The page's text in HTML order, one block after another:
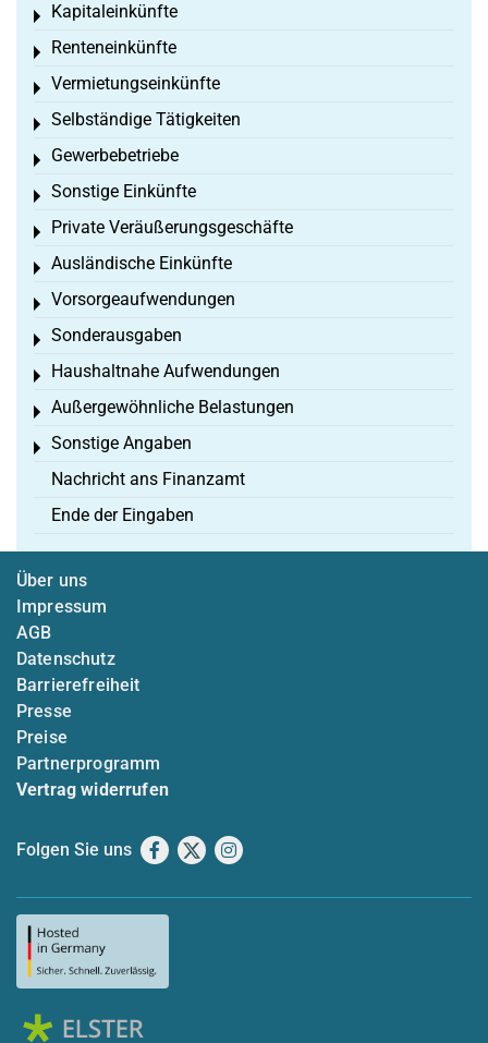
Kapitaleinkünfte
Toggle menu
Renteneinkünfte
Toggle menu
Vermietungseinkünfte
Toggle menu
Selbständige Tätigkeiten
Toggle menu
Gewerbebetriebe
Toggle menu
Sonstige Einkünfte
Toggle menu
Private Veräußerungsgeschäfte
Toggle menu
Ausländische Einkünfte
Toggle menu
Vorsorgeaufwendungen
Toggle menu
Sonderausgaben
Toggle menu
Haushaltnahe Aufwendungen
Toggle menu
Außergewöhnliche Belastungen
Toggle menu
Sonstige Angaben
Toggle menu
Nachricht ans Finanzamt
Ende der Eingaben
Über uns
Impressum
AGB
Datenschutz
Barrierefreiheit
Presse
Preise
Partnerprogramm
Vertrag widerrufen
Folgen Sie uns Facebook
X Instagram